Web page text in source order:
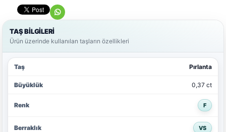
TAŞ BİLGİLERİ
Ürün üzerinde kullanılan taşların özellikleri
Pırlanta
0,37 ct
F
VS